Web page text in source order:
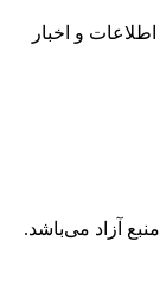
و اخبار
آزاد می‌باشد.